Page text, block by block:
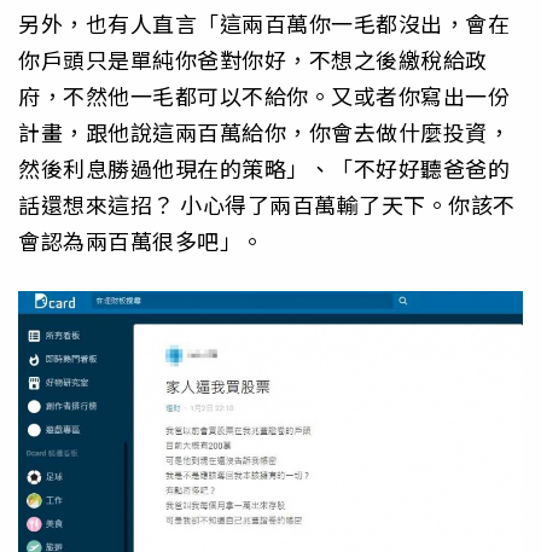
另外，也有人直言「這兩百萬你一毛都沒出，會在
你戶頭只是單純你爸對你好，不想之後繳稅給政
府，不然他一毛都可以不給你。又或者你寫出一份
計畫，跟他說這兩百萬給你，你會去做什麼投資，
然後利息勝過他現在的策略」、「不好好聽爸爸的
話還想來這招？ 小心得了兩百萬輸了天下。你該不
會認為兩百萬很多吧」。